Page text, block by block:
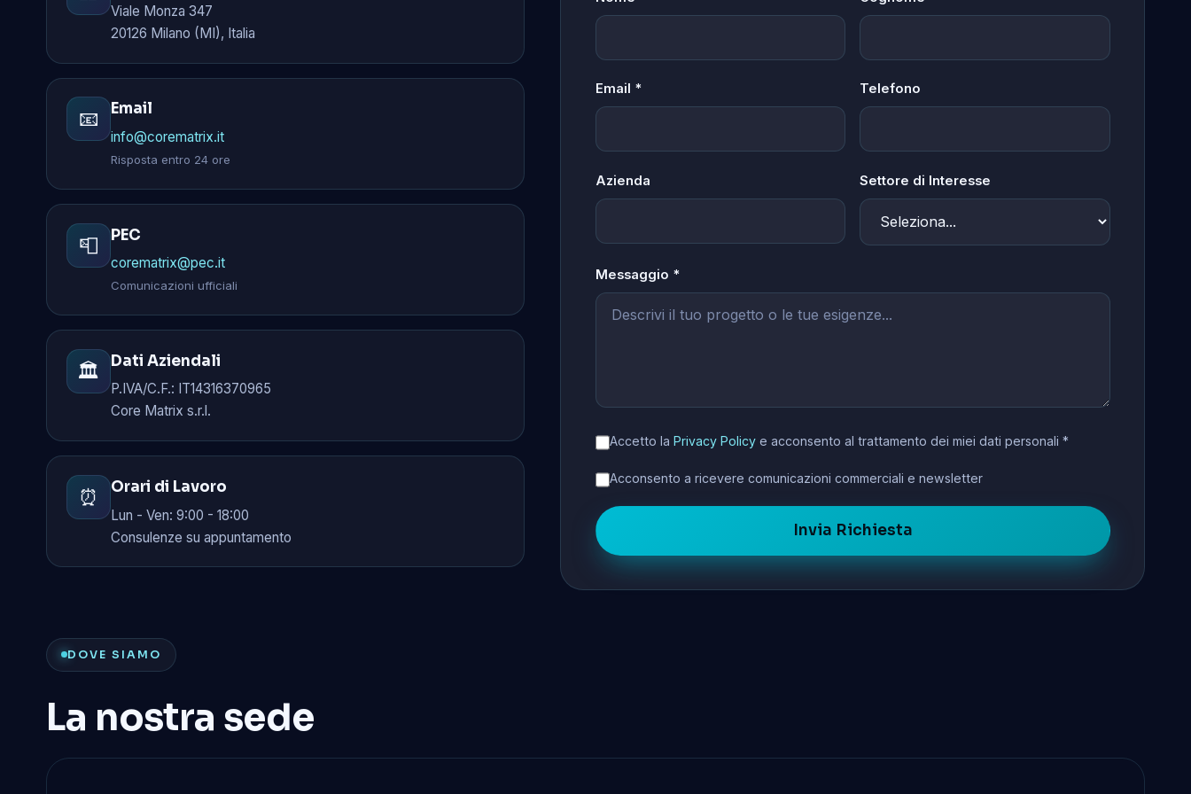
Viale Monza 347
20126 Milano (MI), Italia
📧 Email
info@corematrix.it
Risposta entro 24 ore
📮 PEC
corematrix@pec.it
Comunicazioni ufficiali
🏛️ Dati Aziendali
P.IVA/C.F.: IT14316370965
Core Matrix s.r.l.
⏰ Orari di Lavoro
Lun - Ven: 9:00 - 18:00
Consulenze su appuntamento
Email * Telefono
Azienda Settore di Interesse
Messaggio *
Accetto laPrivacy Policy e acconsento al trattamento dei miei dati personali *
Acconsento a ricevere comunicazioni commerciali e newsletter
Invia Richiesta
DOVE SIAMO
La nostra sede